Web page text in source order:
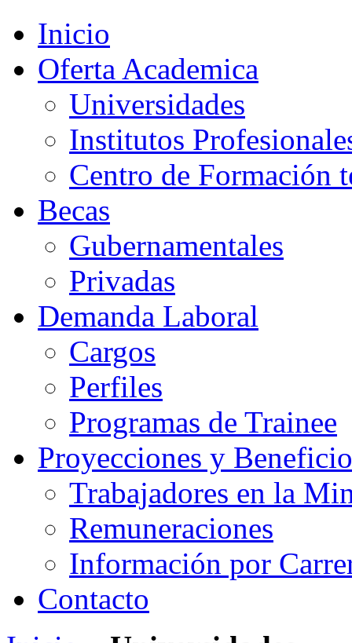
Inicio
Oferta Academica
Universidades
Institutos
Centro de Formación
Becas
Gubernamentales
Privadas
Demanda Laboral
Cargos
Perfiles
Programas de Trainee
Proyecciones y
Trabajadores en la
Remuneraciones
Información por
Contacto